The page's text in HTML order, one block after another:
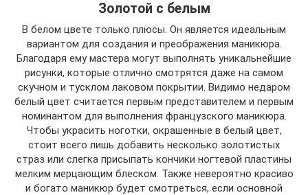
Золотой с белым
В белом цвете только плюсы. Он является идеальным
вариантом для создания и преображения маникюра.
Благодаря ему мастера могут выполнять уникальнейшие
рисунки, которые отлично смотрятся даже на самом
скучном и тусклом лаковом покрытии. Видимо недаром
белый цвет считается первым представителем и первым
номинантом для выполнения французского маникюра.
Чтобы украсить ноготки, окрашенные в белый цвет,
стоит всего лишь добавить несколько золотистых
страз или слегка присыпать кончики ногтевой пластины
мелким мерцающим блеском. Также невероятно красиво
и богато маникюр будет смотреться, если основной